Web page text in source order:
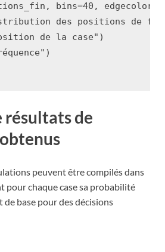
, bins=40 , edgecolor
des positions de fin
de la case" )
)
résultats de
peuvent être compilés dans
pour chaque case sa probabilité
de base pour des décisions